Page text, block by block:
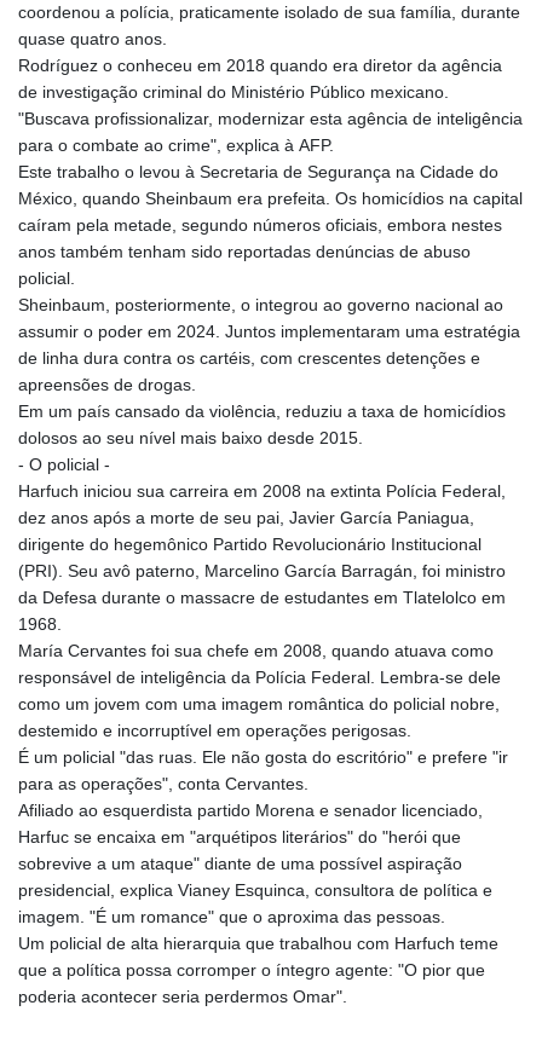
coordenou a polícia, praticamente isolado de sua família, durante
quase quatro anos.
Rodríguez o conheceu em 2018 quando era diretor da agência
de investigação criminal do Ministério Público mexicano.
"Buscava profissionalizar, modernizar esta agência de inteligência
para o combate ao crime", explica à AFP.
Este trabalho o levou à Secretaria de Segurança na Cidade do
México, quando Sheinbaum era prefeita. Os homicídios na capital
caíram pela metade, segundo números oficiais, embora nestes
anos também tenham sido reportadas denúncias de abuso
policial.
Sheinbaum, posteriormente, o integrou ao governo nacional ao
assumir o poder em 2024. Juntos implementaram uma estratégia
de linha dura contra os cartéis, com crescentes detenções e
apreensões de drogas.
Em um país cansado da violência, reduziu a taxa de homicídios
dolosos ao seu nível mais baixo desde 2015.
- O policial -
Harfuch iniciou sua carreira em 2008 na extinta Polícia Federal,
dez anos após a morte de seu pai, Javier García Paniagua,
dirigente do hegemônico Partido Revolucionário Institucional
(PRI). Seu avô paterno, Marcelino García Barragán, foi ministro
da Defesa durante o massacre de estudantes em Tlatelolco em
1968.
María Cervantes foi sua chefe em 2008, quando atuava como
responsável de inteligência da Polícia Federal. Lembra-se dele
como um jovem com uma imagem romântica do policial nobre,
destemido e incorruptível em operações perigosas.
É um policial "das ruas. Ele não gosta do escritório" e prefere "ir
para as operações", conta Cervantes.
Afiliado ao esquerdista partido Morena e senador licenciado,
Harfuc se encaixa em "arquétipos literários" do "herói que
sobrevive a um ataque" diante de uma possível aspiração
presidencial, explica Vianey Esquinca, consultora de política e
imagem. "É um romance" que o aproxima das pessoas.
Um policial de alta hierarquia que trabalhou com Harfuch teme
que a política possa corromper o íntegro agente: "O pior que
poderia acontecer seria perdermos Omar".